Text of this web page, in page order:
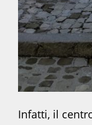
Infatti, il